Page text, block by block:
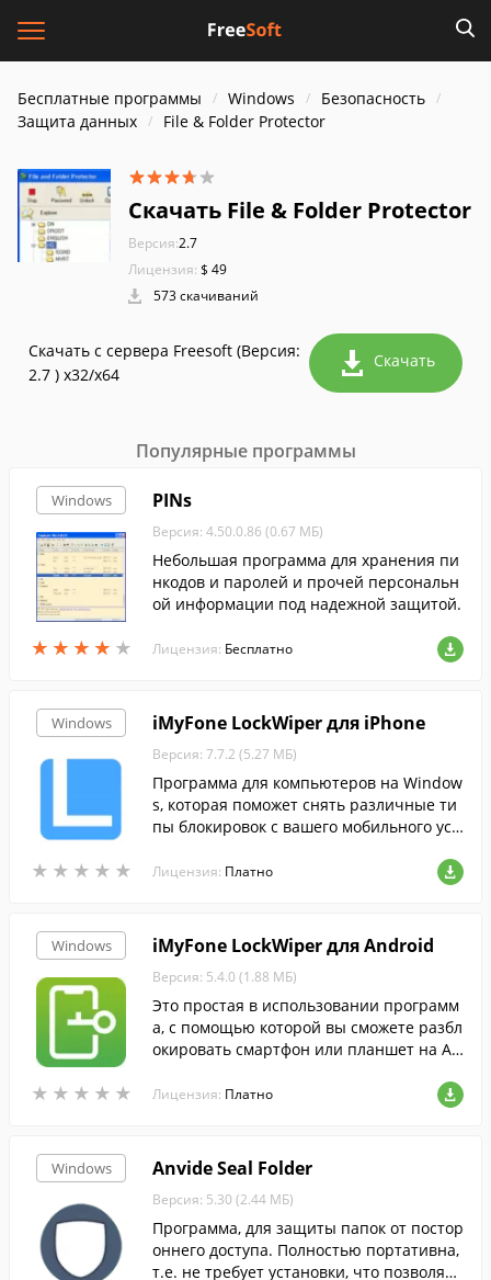
Бесплатные программы Windows
Безопасность
Защита данных
File & Folder Protector
Скачать File & Folder Protector
Версия:2.7
Лицензия: $ 49
573 скачиваний
Скачать с сервера Freesoft (Версия:
2.7 ) x32/x64
Скачать
Популярные программы
Windows
★ ★ ★ ★ ★
★ ★ ★ ★ ★
PINs
Версия: 4.50.0.86 (0.67 МБ)
Небольшая программа для хранения пи
нкодов и паролей и прочей персональн
ой информации под надежной защитой.
Лицензия: Бесплатно
Windows
★ ★ ★ ★ ★
★ ★ ★ ★ ★
iMyFone LockWiper для iPhone
Версия: 7.7.2 (5.27 МБ)
Программа для компьютеров на Window
s, которая поможет снять различные ти
пы блокировок с вашего мобильного уст
Лицензия: Платно
Windows
★ ★ ★ ★ ★
★ ★ ★ ★ ★
iMyFone LockWiper для Android
Версия: 5.4.0 (1.88 МБ)
Это простая в использовании программ
а, с помощью которой вы сможете разбл
окировать смартфон или планшет на An
Лицензия: Платно
Windows Anvide Seal Folder
Версия: 5.30 (2.44 МБ)
Программа, для защиты папок от постор
оннего доступа. Полностью портативна,
т.е. не требует установки, что позволяет